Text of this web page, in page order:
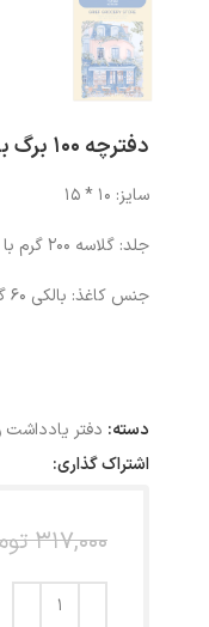
دفترچه 100 برگ بی خط مدل کافه آبی کد 129
سایز: 10 * 15
جلد: گلاسه 200 گرم با لمینت مات
جنس کاغذ: بالکی 60 گرم – صفحات بدون خط
دسته: دفتر یادداشت
اشتراک گذاری:
317,000